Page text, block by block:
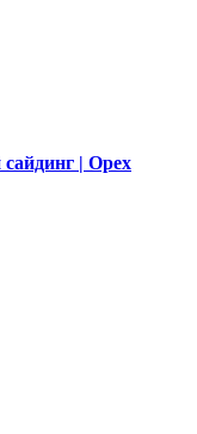
| Орех